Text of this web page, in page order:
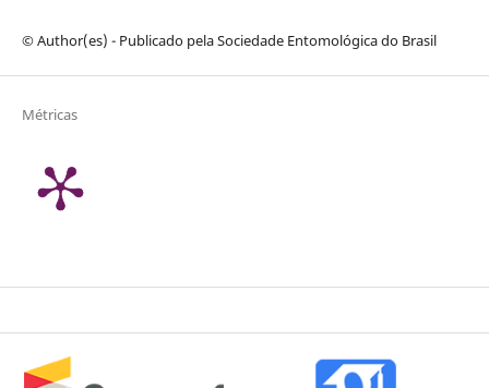
© Author(es) - Publicado pela Sociedade Entomológica do Brasil
Métricas